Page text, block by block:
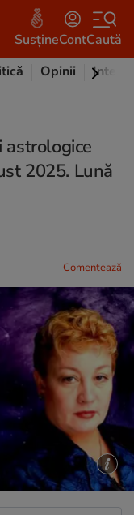
SusțineContCaută
Opinii
astrologice
2025. Lună
Comentează